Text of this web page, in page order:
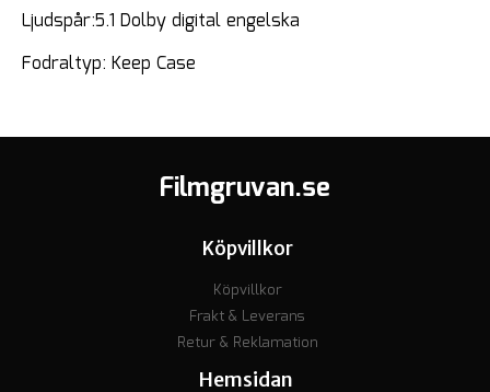
Ljudspår:5.1 Dolby digital engelska
Fodraltyp: Keep Case
Filmgruvan.se
Köpvillkor
Köpvillkor
Frakt & Leverans
Retur & Reklamation
Hemsidan